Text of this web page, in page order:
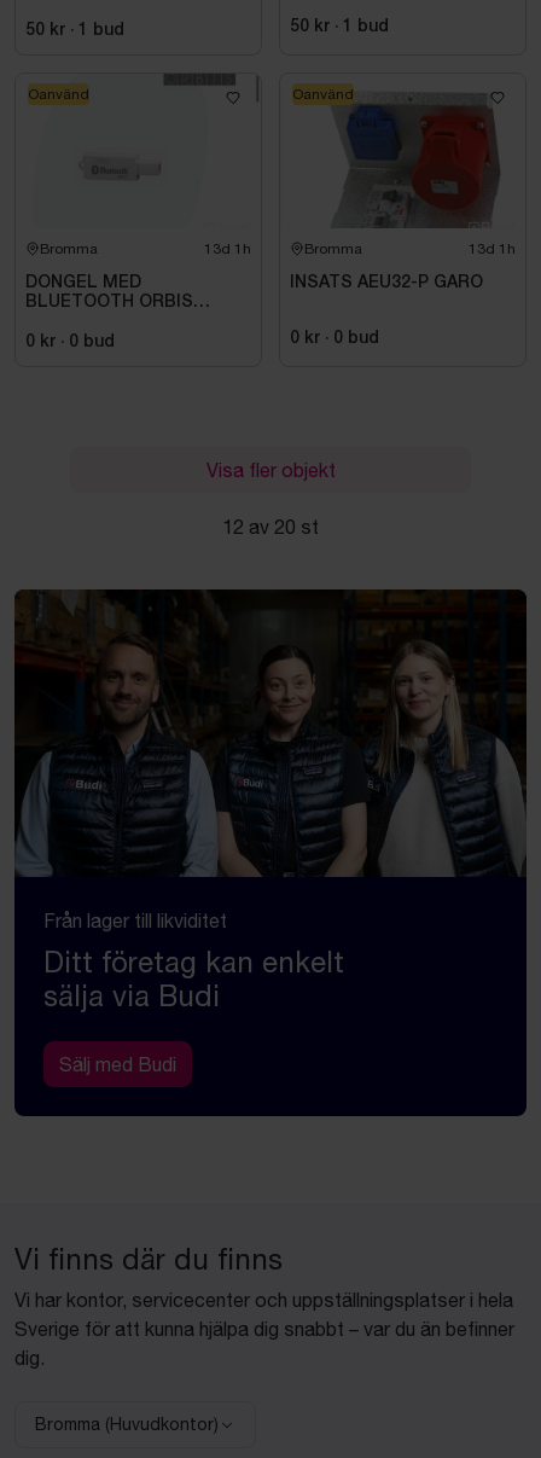
50 kr · 1 bud 50 kr · 1 bud
Bromma 13d 1h
DONGEL MED
BLUETOOTH ORBIS
0 kr · 0 bud
Oanvänd
Bromma 13d 1h
INSATS AEU32-P GARO
0 kr · 0 bud
Oanvänd
Visa fler objekt
12 av 20 st
Från lager till likviditet
Ditt företag kan enkelt
sälja via Budi
Sälj med Budi
Vi finns där du finns
Vi har kontor, servicecenter och uppställningsplatser i hela
Sverige för att kunna hjälpa dig snabbt – var du än befinner
dig.
Välj anläggning:
Bromma (Huvudkontor)